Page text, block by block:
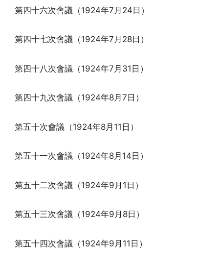
第四十六次會議（1924年7月24日）
第四十七次會議（1924年7月28日）
第四十八次會議（1924年7月31日）
第四十九次會議（1924年8月7日）
第五十次會議（1924年8月11日）
第五十一次會議（1924年8月14日）
第五十二次會議（1924年9月1日）
第五十三次會議（1924年9月8日）
第五十四次會議（1924年9月11日）